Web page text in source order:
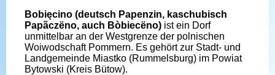
Bobięcino (deutsch Papenzin, kaschubisch
Papãczëno, auch Bòbiecëno) ist ein Dorf
unmittelbar an der Westgrenze der polnischen
Woiwodschaft Pommern. Es gehört zur Stadt- und
Landgemeinde Miastko (Rummelsburg) im Powiat
Bytowski (Kreis Bütow).